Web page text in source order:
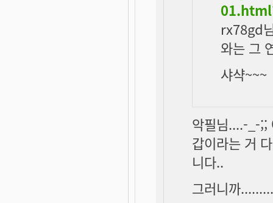
rx78gd
와는 그
샤샥~~~
악필님....-_-;;
갑이라는 거
니다..
그러니까